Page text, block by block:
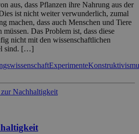
aus, dass Pflanzen ihre Nahrung aus der
ist nicht weiter verwunderlich, zumal
machen, dass auch Menschen und Tiere
müssen. Das Problem ist, dass diese
nicht mit den wissenschaftlichen
sind. […]
Experimente